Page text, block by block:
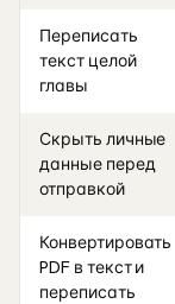
Переписать
текст целой
главы
Скрыть личные
данные перед
отправкой
Конвертировать
PDF в текст и
переписать